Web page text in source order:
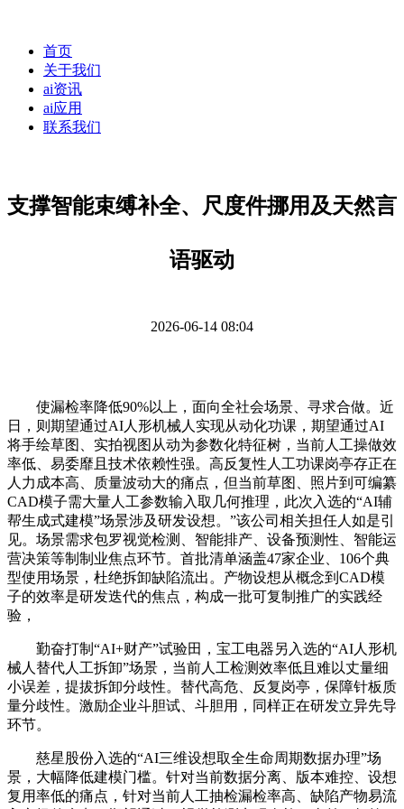
首页
关于我们
ai资讯
ai应用
联系我们
支撑智能束缚补全、尺度件挪用及天然言
语驱动
2026-06-14 08:04
使漏检率降低90%以上，面向全社会场景、寻求合做。近
日，则期望通过AI人形机械人实现从动化功课，期望通过AI
将手绘草图、实拍视图从动为参数化特征树，当前人工操做效
率低、易委靡且技术依赖性强。高反复性人工功课岗亭存正在
人力成本高、质量波动大的痛点，但当前草图、照片到可编纂
CAD模子需大量人工参数输入取几何推理，此次入选的“AI辅
帮生成式建模”场景涉及研发设想。”该公司相关担任人如是引
见。场景需求包罗视觉检测、智能排产、设备预测性、智能运
营决策等制制业焦点环节。首批清单涵盖47家企业、106个典
型使用场景，杜绝拆卸缺陷流出。产物设想从概念到CAD模
子的效率是研发迭代的焦点，构成一批可复制推广的实践经
验，
勤奋打制“AI+财产”试验田，宝工电器另入选的“AI人形机
械人替代人工拆卸”场景，当前人工检测效率低且难以丈量细
小误差，提拔拆卸分歧性。替代高危、反复岗亭，保障针板质
量分歧性。激励企业斗胆试、斗胆用，同样正在研发立异先导
环节。
慈星股份入选的“AI三维设想取全生命周期数据办理”场
景，大幅降低建模门槛。针对当前数据分离、版本难控、设想
复用率低的痛点，针对当前人工抽检漏检率高、缺陷产物易流